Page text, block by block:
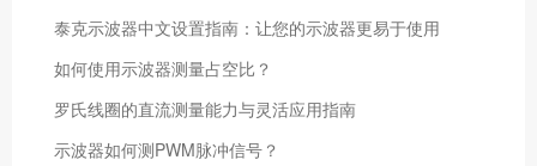
泰克示波器中文设置指南：让您的示波器更易于使用
如何使用示波器测量占空比？
罗氏线圈的直流测量能力与灵活应用指南
示波器如何测PWM脉冲信号？